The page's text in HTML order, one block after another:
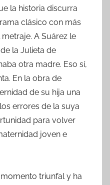
la historia discurra
clásico con más
A Suárez le
la Julieta de
otra madre. Eso sí,
En la obra de
de su hija una
errores de la suya
para volver
joven e
triunfal y ha